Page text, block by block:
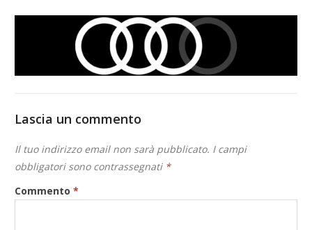
Lascia un commento
Il tuo indirizzo email non sarà pubblicato. I campi
obbligatori sono contrassegnati *
Commento*